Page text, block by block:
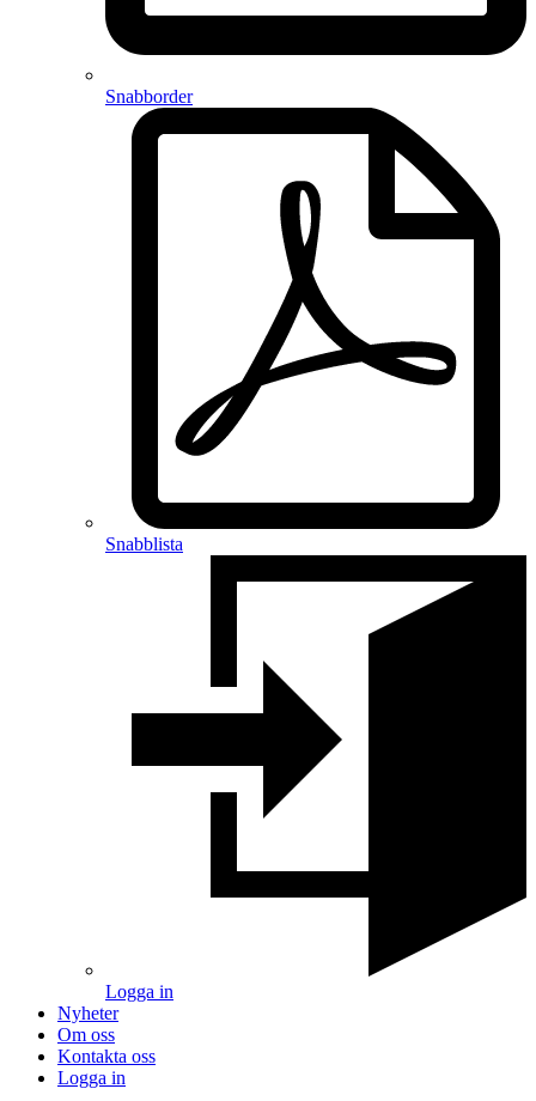
Snabborder
Snabblista
Logga in
Nyheter
Om oss
Kontakta oss
Logga in